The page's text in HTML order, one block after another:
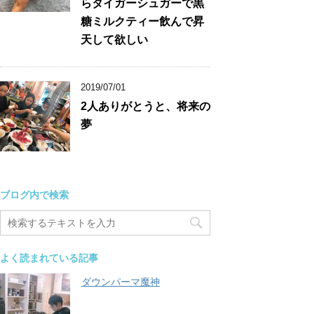
らタイガーシュガーで黒
糖ミルクティー飲んで昇
天して欲しい
2019/07/01
2人ありがとうと、将来の
夢
ブログ内で検索
よく読まれている記事
ダウンパーマ魔神